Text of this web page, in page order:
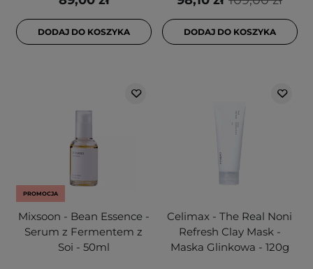
DODAJ DO KOSZYKA DODAJ DO KOSZYKA
PROMOCJA
Mixsoon - Bean Essence -
Serum z Fermentem z
Soi - 50ml
Celimax - The Real Noni
Refresh Clay Mask -
Maska Glinkowa - 120g